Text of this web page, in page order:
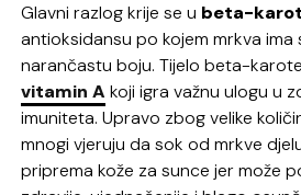
Glavni razlog krije se u beta-
antioksidansu po kojem mrkva
narančastu boju. Tijelo beta-
vitamin A koji igra važnu ulogu u
imuniteta. Upravo zbog velike
mnogi vjeruju da sok od mrkve
priprema kože za sunce jer može